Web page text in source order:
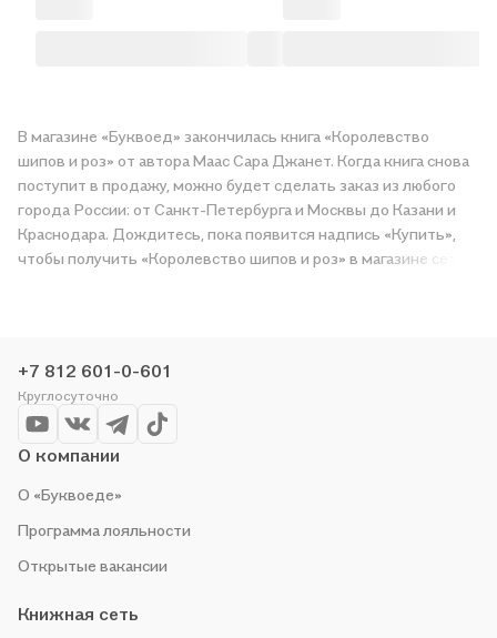
В магазине «Буквоед» закончилась книга «Королевство
шипов и роз» от автора Маас Сара Джанет. Когда книга снова
поступит в продажу, можно будет сделать заказ из любого
города России: от Санкт-Петербурга и Москвы до Казани и
Краснодара. Дождитесь, пока появится надпись «Купить»,
чтобы получить «Королевство шипов и роз» в магазине сети
выгоду!
+7 812 601-0-601
Круглосуточно
О компании
О «Буквоеде»
Программа лояльности
Открытые вакансии
Книжная сеть